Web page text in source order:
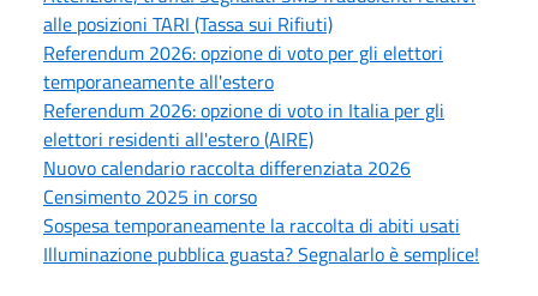
alle posizioni TARI (Tassa sui Rifiuti)
Referendum 2026: opzione di voto per gli elettori
temporaneamente all'estero
Referendum 2026: opzione di voto in Italia per gli
elettori residenti all'estero (AIRE)
Nuovo calendario raccolta differenziata 2026
Censimento 2025 in corso
Sospesa temporaneamente la raccolta di abiti usati
Illuminazione pubblica guasta? Segnalarlo è semplice!